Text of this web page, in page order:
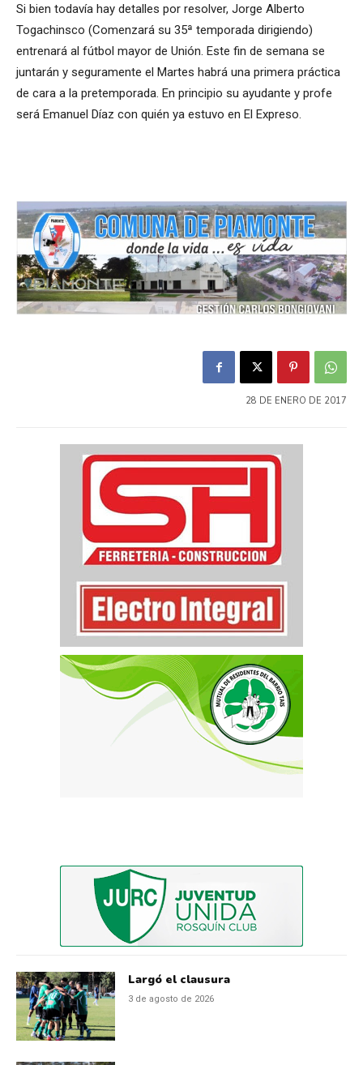
Si bien todavía hay detalles por resolver, Jorge Alberto
Togachinsco (Comenzará su 35ª temporada dirigiendo)
entrenará al fútbol mayor de Unión. Este fin de semana se
juntarán y seguramente el Martes habrá una primera práctica
de cara a la pretemporada. En principio su ayudante y profe
será Emanuel Díaz con quién ya estuvo en El Expreso.
28 DE ENERO DE 2017
Largó el clausura
3 de agosto de 2026